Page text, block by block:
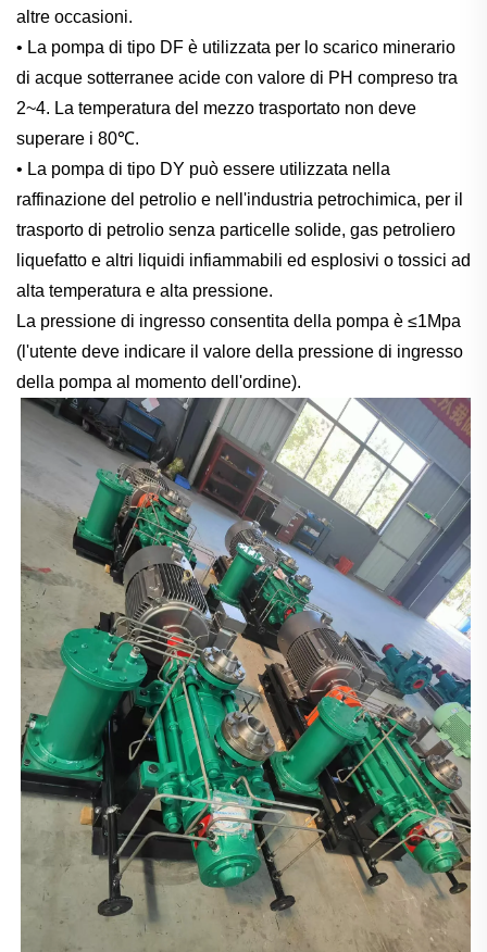
altre occasioni.
• La pompa di tipo DF è utilizzata per lo scarico minerario
di acque sotterranee acide con valore di PH compreso tra
2~4. La temperatura del mezzo trasportato non deve
superare i 80℃.
• La pompa di tipo DY può essere utilizzata nella
raffinazione del petrolio e nell'industria petrochimica, per il
trasporto di petrolio senza particelle solide, gas petroliero
liquefatto e altri liquidi infiammabili ed esplosivi o tossici ad
alta temperatura e alta pressione.
La pressione di ingresso consentita della pompa è ≤1Mpa
(l'utente deve indicare il valore della pressione di ingresso
della pompa al momento dell'ordine).